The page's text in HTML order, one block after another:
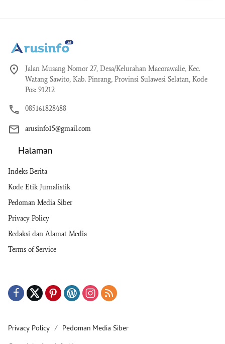
Jalan Musang Nomor 27, Desa/Kelurahan Macorawalie, Kec.
Watang Sawito, Kab. Pinrang, Provinsi Sulawesi Selatan, Kode
Pos: 91212
085161828488
arusinfo15@gmail.com
Halaman
Indeks Berita
Kode Etik Jurnalistik
Pedoman Media Siber
Privacy Policy
Redaksi dan Alamat Media
Terms of Service
Privacy Policy
Pedoman Media Siber